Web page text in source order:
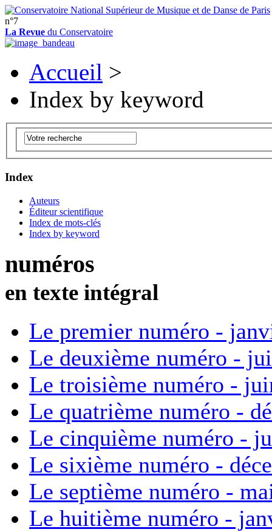
n°7
La Revue du Conservatoire
Accueil >
Index by keyword
Index
Auteurs
Éditeur scientifique
Index de mots-clés
Index by keyword
numéros
en texte intégral
Le premier numéro -
Le deuxième numéro -
Le troisième numéro -
Le quatrième numéro -
Le cinquième numéro -
Le sixième numéro -
Le septième numéro -
Le huitième numéro -